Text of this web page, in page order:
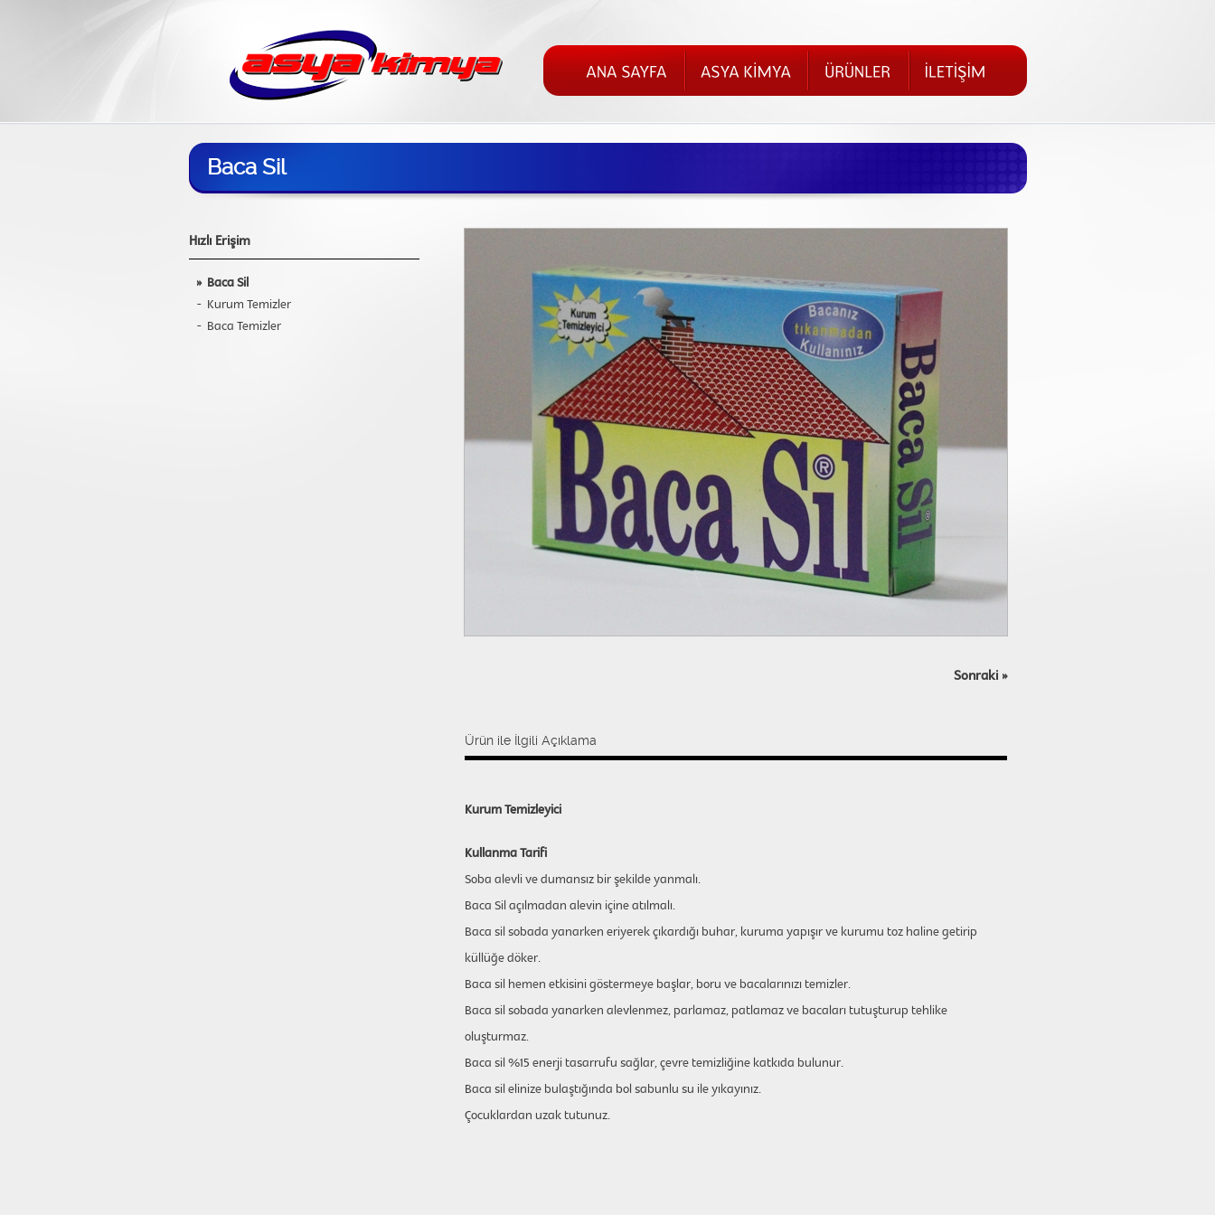
Baca Sil
Hızlı Erişim
» Baca Sil
- Kurum Temizler
- Baca Temizler
Sonraki»
Ürün ile İlgili Açıklama
Kurum Temizleyici
Kullanma Tarifi
Soba alevli ve dumansız bir şekilde yanmalı.
Baca Sil açılmadan alevin içine atılmalı.
Baca sil sobada yanarken eriyerek çıkardığı buhar, kuruma yapışır ve kurumu toz haline getirip
küllüğe döker.
Baca sil hemen etkisini göstermeye başlar, boru ve bacalarınızı temizler.
Baca sil sobada yanarken alevlenmez, parlamaz, patlamaz ve bacaları tutuşturup tehlike
oluşturmaz.
Baca sil %15 enerji tasarrufu sağlar, çevre temizliğine katkıda bulunur.
Baca sil elinize bulaştığında bol sabunlu su ile yıkayınız.
Çocuklardan uzak tutunuz.